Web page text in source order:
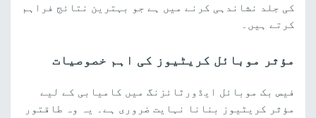
کی جلد نشاندہی کرنے میں ہے جو بہترین نتائج فراہم
کرتے ہیں۔
مؤثر موبائل کریٹیوز کی اہم خصوصیات
فیس بک موبائل ایڈورٹائزنگ میں کامیابی کے لیے
مؤثر کریٹیوز بنانا نہایت ضروری ہے۔ یہ وہ طاقتور